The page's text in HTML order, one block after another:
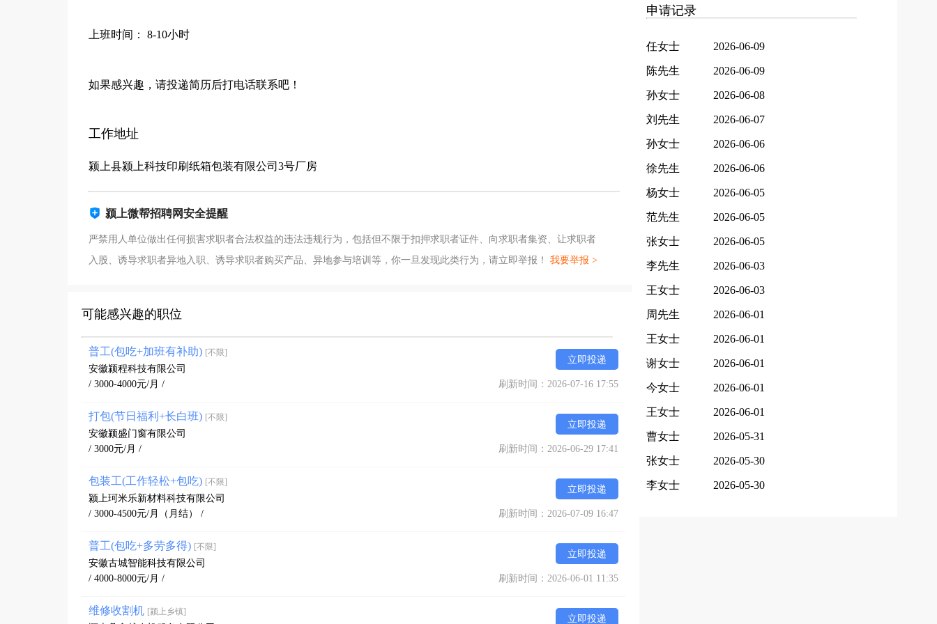
上班时间： 8-10小时
如果感兴趣，请投递简历后打电话联系吧！
工作地址
颍上县颍上科技印刷纸箱包装有限公司3号厂房
颍上微帮招聘网安全提醒
严禁用人单位做出任何损害求职者合法权益的违法违规行为，包括但不限于扣押求职者证件、向求职者集资、让求职者
入股、诱导求职者异地入职、诱导求职者购买产品、异地参与培训等，你一旦发现此类行为，请立即举报！ 我要举报 >
可能感兴趣的职位
普工(包吃+加班有补助) [不限]
立即投递
安徽颍程科技有限公司
/ 3000-4000元/月 /
刷新时间：2026-07-16 17:55
打包(节日福利+长白班) [不限]
立即投递
安徽颍盛门窗有限公司
/ 3000元/月 /
刷新时间：2026-06-29 17:41
包装工(工作轻松+包吃) [不限]
立即投递
颍上珂米乐新材料科技有限公司
/ 3000-4500元/月（月结） /
刷新时间：2026-07-09 16:47
普工(包吃+多劳多得) [不限]
立即投递
安徽古城智能科技有限公司
/ 4000-8000元/月 /
刷新时间：2026-06-01 11:35
维修收割机 [颍上乡镇]
立即投递
申请记录
任女士 2026-06-09
陈先生 2026-06-09
孙女士 2026-06-08
刘先生 2026-06-07
孙女士 2026-06-06
徐先生 2026-06-06
杨女士 2026-06-05
范先生 2026-06-05
张女士 2026-06-05
李先生 2026-06-03
王女士 2026-06-03
周先生 2026-06-01
王女士 2026-06-01
谢女士 2026-06-01
今女士 2026-06-01
王女士 2026-06-01
曹女士 2026-05-31
张女士 2026-05-30
李女士 2026-05-30